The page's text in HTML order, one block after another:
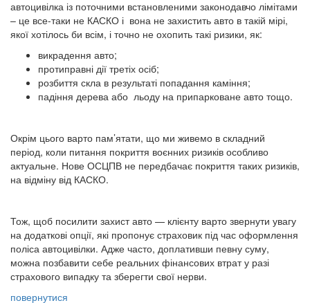
автоцивілка із поточними встановленими законодавчо лімітами
– це все-таки не КАСКО і вона не захистить авто в такій мірі,
якої хотілось би всім, і точно не охопить такі ризики, як:
викрадення авто;
протиправні дії третіх осіб;
розбиття скла в результаті попадання каміння;
падіння дерева або льоду на припарковане авто тощо.
Окрім цього варто пам’ятати, що ми живемо в складний
період, коли питання покриття воєнних ризиків особливо
актуальне. Нове ОСЦПВ не передбачає покриття таких ризиків,
на відміну від КАСКО.
Тож, щоб посилити захист авто — клієнту варто звернути увагу
на додаткові опції, які пропонує страховик під час оформлення
поліса автоцивілки. Адже часто, доплативши певну суму,
можна позбавити себе реальних фінансових втрат у разі
страхового випадку та зберегти свої нерви.
повернутися